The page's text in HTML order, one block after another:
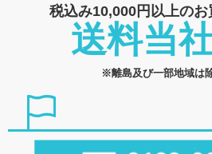
税込み10,000円以上のお
送料当
※離島及び一部地域は